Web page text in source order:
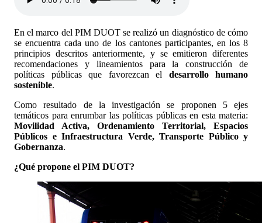
En el marco del PIM DUOT se realizó un diagnóstico de cómo
se encuentra cada uno de los cantones participantes, en los 8
principios descritos anteriormente, y se emitieron diferentes
recomendaciones y lineamientos para la construcción de
políticas públicas que favorezcan el desarrollo humano
sostenible.
Como resultado de la investigación se proponen 5 ejes
temáticos para enrumbar las políticas públicas en esta materia:
Movilidad Activa, Ordenamiento Territorial, Espacios
Públicos e Infraestructura Verde, Transporte Público y
Gobernanza.
¿Qué propone el PIM DUOT?